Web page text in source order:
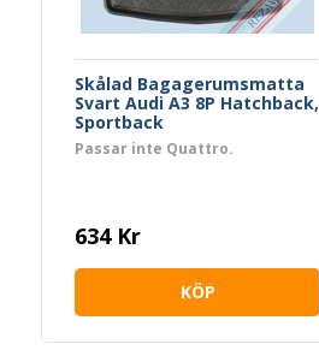
Skålad Bagagerumsmatta
Svart Audi A3 8P Hatchback,
Sportback
Passar inte Quattro.
634 Kr
KÖP